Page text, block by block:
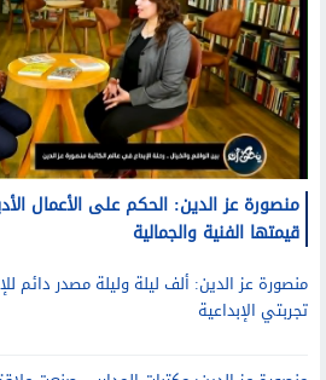
منصورة عز الدين: الحكم على الأعمال
قيمتها الفنية والجمالية
منصورة عز الدين: ألف ليلة وليلة مصدر دائم
تجربتي الإبداعية